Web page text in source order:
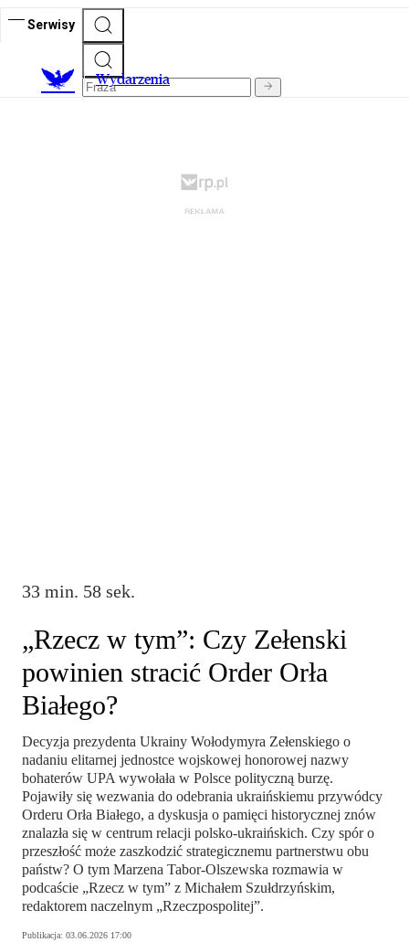
Serwisy
Wydarzenia
33 min. 58 sek.
„Rzecz w tym”: Czy Zełenski
powinien stracić Order Orła
Białego?
Decyzja prezydenta Ukrainy Wołodymyra Zełenskiego o
nadaniu elitarnej jednostce wojskowej honorowej nazwy
bohaterów UPA wywołała w Polsce polityczną burzę.
Pojawiły się wezwania do odebrania ukraińskiemu przywódcy
Orderu Orła Białego, a dyskusja o pamięci historycznej znów
znalazła się w centrum relacji polsko-ukraińskich. Czy spór o
przeszłość może zaszkodzić strategicznemu partnerstwu obu
państw? O tym Marzena Tabor-Olszewska rozmawia w
podcaście „Rzecz w tym” z Michałem Szułdrzyńskim,
redaktorem naczelnym „Rzeczpospolitej”.
Publikacja: 03.06.2026 17:00